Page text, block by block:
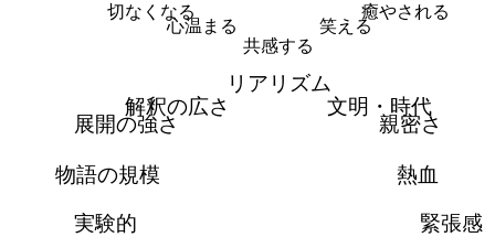
癒やされる
笑える
共感する
心温まる
切なくなる
リアリズム
文明・時代
親密さ
熱血
緊張感
実験的
物語の規模
展開の強さ
解釈の広さ